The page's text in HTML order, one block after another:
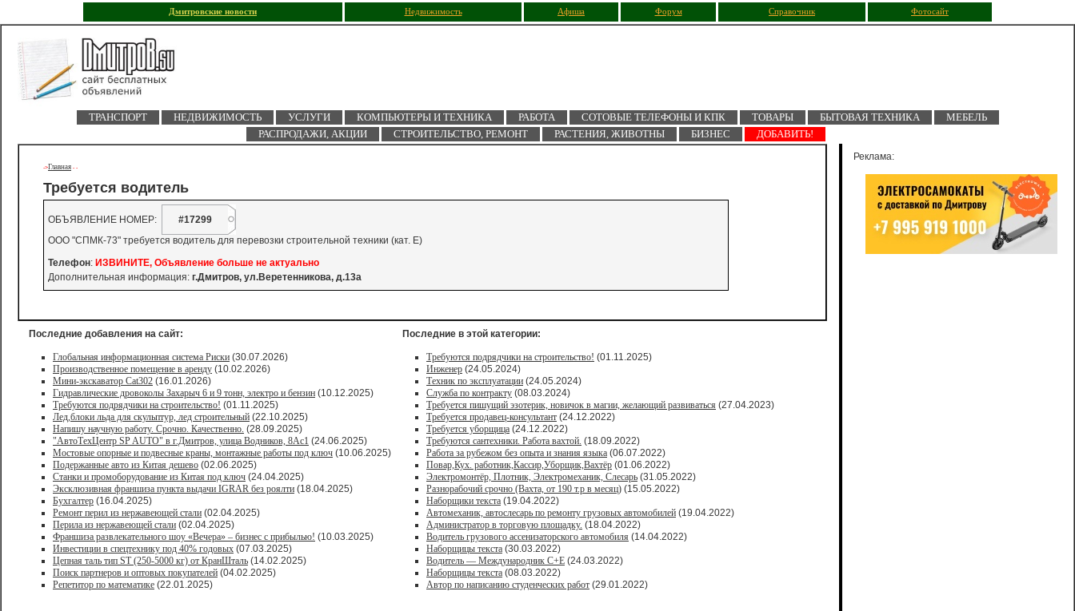
Дмитровские новости Недвижимость Афиша Форум Справочник Фотосайт
ТРАНСПОРТ НЕДВИЖИМОСТЬ УСЛУГИ КОМПЬЮТЕРЫ И ТЕХНИКА РАБОТА СОТОВЫЕ ТЕЛЕФОНЫ И КПК ТОВАРЫ БЫТОВАЯ ТЕХНИКА
МЕБЕЛЬ
РАСПРОДАЖИ, АКЦИИ
СТРОИТЕЛЬСТВО, РЕМОНТ РАСТЕНИЯ, ЖИВОТНЫ БИЗНЕС ДОБАВИТЬ!
->Главная - -
Требуется водитель
ОБЪЯВЛЕНИЕ НОМЕР:
#17299
ООО "СПМК-73" требуется водитель для перевозки строительной техники (кат. Е)
Телефон: ИЗВИНИТЕ, Объявление больше не актуально
Дополнительная информация: г.Дмитров, ул.Веретенникова, д.13а
Последние добавления на сайт:
Глобальная информационная система Риски (30.07.2026)
Производственное помещение в аренду (10.02.2026)
Мини-экскаватор Cat302 (16.01.2026)
Гидравлические дровоколы Захарыч 6 и 9 тонн, электро и бензин (10.12.2025)
Требуются подрядчики на строительство! (01.11.2025)
Лед,блоки льда для скульптур, лед строительный (22.10.2025)
Напишу научную работу. Срочно. Качественно. (28.09.2025)
"АвтоТехЦентр SP AUTO" в г.Дмитров, улица Водников, 8Ас1 (24.06.2025)
Мостовые опорные и подвесные краны, монтажные работы под ключ (10.06.2025)
Подержанные авто из Китая дешево (02.06.2025)
Станки и промоборудование из Китая под ключ (24.04.2025)
Эксклюзивная франшиза пункта выдачи IGRAR без роялти (18.04.2025)
Бухгалтер (16.04.2025)
Ремонт перил из нержавеющей стали (02.04.2025)
Перила из нержавеющей стали (02.04.2025)
Франшиза развлекательного шоу «Вечера» – бизнес с прибылью! (10.03.2025)
Инвестиции в спецтехнику под 40% годовых (07.03.2025)
Цепная таль тип ST (250-5000 кг) от КранШталь (14.02.2025)
Поиск партнеров и оптовых покупателей (04.02.2025)
Репетитор по математике (22.01.2025)
Последние в этой категории:
Требуются подрядчики на строительство! (01.11.2025)
Инженер (24.05.2024)
Техник по эксплуатации (24.05.2024)
Служба по контракту (08.03.2024)
Требуется пишущий эзотерик, новичок в магии, желающий развиваться (27.04.2023)
Требуется продавец-консультант (24.12.2022)
Требуется уборщица (24.12.2022)
Требуются сантехники. Работа вахтой. (18.09.2022)
Работа за рубежом без опыта и знания языка (06.07.2022)
Повар,Кух. работник,Кассир,Уборщик,Вахтёр (01.06.2022)
Электромонтёр, Плотник, Электромеханик, Слесарь (31.05.2022)
Paзнoрабочий cрочно (Вахта, от 190 т.р в месяц) (15.05.2022)
Наборщики текста (19.04.2022)
Автомеханик, автослесарь по ремонту грузовых автомобилей (19.04.2022)
Администратор в торговую площадку. (18.04.2022)
Водитель грузового ассенизаторского автомобиля (14.04.2022)
Наборщицы текста (30.03.2022)
Водитель — Международник С+Е (24.03.2022)
Наборщицы текста (08.03.2022)
Автор по написанию студенческих работ (29.01.2022)
Реклама: